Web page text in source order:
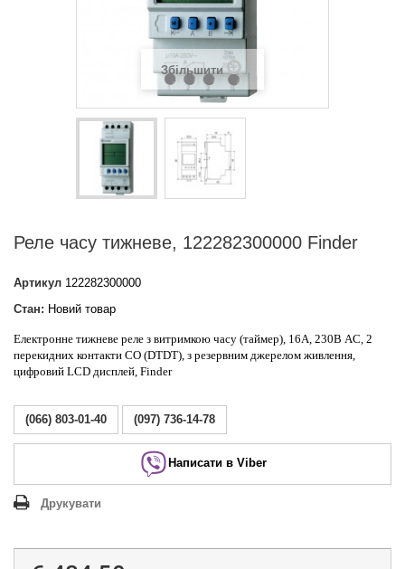
Збільшити
Реле часу тижневе, 122282300000 Finder
Артикул 122282300000
Стан: Новий товар
Електронне тижневе реле з витримкою часу (таймер), 16А, 230В AC, 2
перекидних контакти CO (DTDT), з резервним джерелом живлення,
цифровий LCD дисплей, Finder
(066) 803-01-40 (097) 736-14-78
Написати в Viber
Друкувати